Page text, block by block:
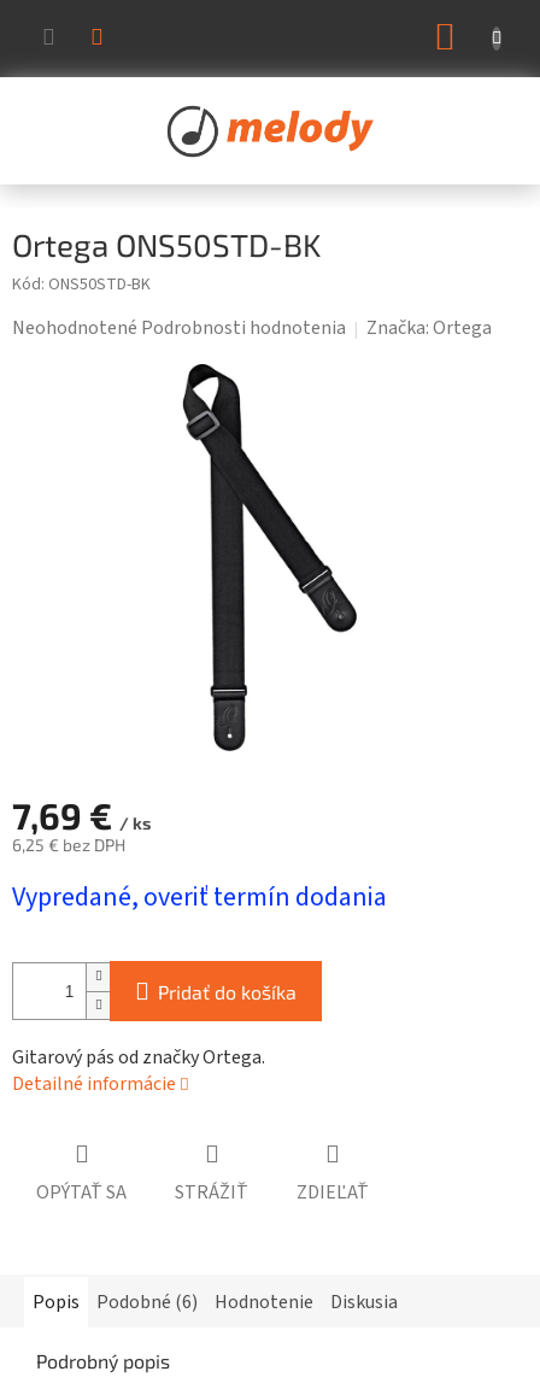
obsah
Ortega ONS50STD-BK
Kód: ONS50STD-BK
Priemerné
Neohodnotené Podrobnosti hodnotenia Značka:Ortega
7,69 € / ks
6,25 € bez DPH
cena:
Vypredané, overiť termín dodania
Pridať do košíka
Gitarový pás od značky Ortega.
Detailné informácie
OPÝTAŤ SA STRÁŽIŤ ZDIEĽAŤ
Popis Podobné (6) Hodnotenie Diskusia
Podrobný popis